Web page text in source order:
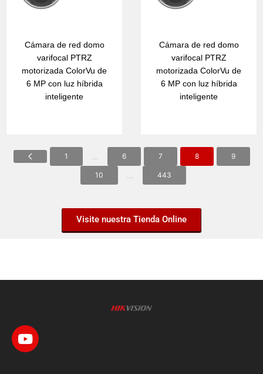
Cámara de red domo
varifocal PTRZ
motorizada ColorVu de
6 MP con luz híbrida
inteligente
Cámara de red domo
varifocal PTRZ
motorizada ColorVu de
6 MP con luz híbrida
inteligente
1 ... 6 7 8 9
10 ... 443
Visite nuestra Tienda Online